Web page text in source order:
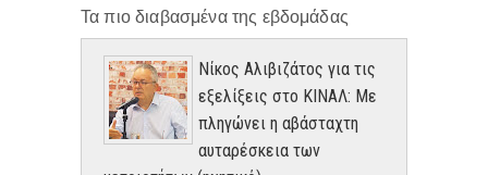
Τα πιο διαβασμένα της εβδομάδας
Νίκος Αλιβιζάτος για τις
εξελίξεις στο ΚΙΝΑΛ: Με
πληγώνει η αβάσταχτη
αυταρέσκεια των